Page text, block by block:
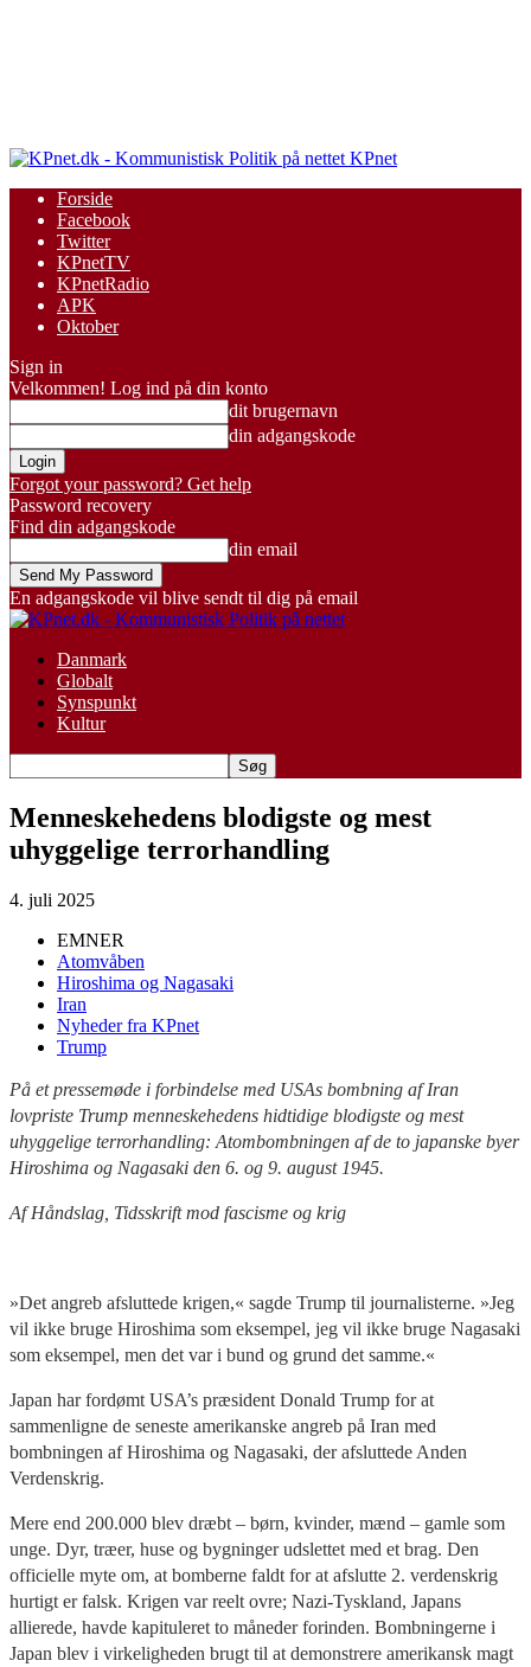
KPnet
Forside
Facebook
Twitter
KPnetTV
KPnetRadio
APK
Oktober
Sign in
Velkommen! Log ind på din konto
dit brugernavn
din adgangskode
Forgot your password? Get help
Password recovery
Find din adgangskode
din email
En adgangskode vil blive sendt til dig på email
Danmark
Globalt
Synspunkt
Kultur
Menneskehedens blodigste og mest
uhyggelige terrorhandling
4. juli 2025
EMNER
Atomvåben
Hiroshima og Nagasaki
Iran
Nyheder fra KPnet
Trump
På et pressemøde i forbindelse med USAs bombning af Iran
lovpriste Trump menneskehedens hidtidige blodigste og mest
uhyggelige terrorhandling: Atombombningen af de to japanske byer
Hiroshima og Nagasaki den 6. og 9. august 1945.
Af Håndslag, Tidsskrift mod fascisme og krig
»Det angreb afsluttede krigen,« sagde Trump til journalisterne. »Jeg
vil ikke bruge Hiroshima som eksempel, jeg vil ikke bruge Nagasaki
som eksempel, men det var i bund og grund det samme.«
Japan har fordømt USA’s præsident Donald Trump for at
sammenligne de seneste amerikanske angreb på Iran med
bombningen af Hiroshima og Nagasaki, der afsluttede Anden
Verdenskrig.
Mere end 200.000 blev dræbt – børn, kvinder, mænd – gamle som
unge. Dyr, træer, huse og bygninger udslettet med et brag. Den
officielle myte om, at bomberne faldt for at afslutte 2. verdenskrig
hurtigt er falsk. Krigen var reelt ovre; Nazi-Tyskland, Japans
allierede, havde kapituleret to måneder forinden. Bombningerne i
Japan blev i virkeligheden brugt til at demonstrere amerikansk magt